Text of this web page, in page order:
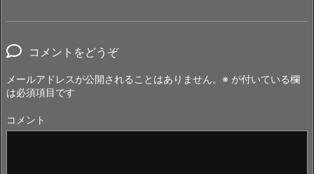
コメントをどうぞ
メールアドレスが公開されることはありません。 ※ が付いている欄
は必須項目です
コメント